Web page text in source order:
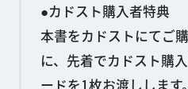
●カドスト購入者特典
本書をカドストにてご
に、先着でカドスト購
ードを1枚お渡しします。